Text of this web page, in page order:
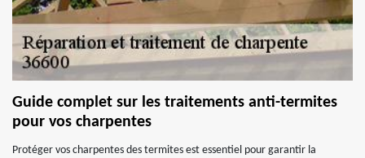
Guide complet sur les traitements anti-termites
pour vos charpentes
Protéger vos charpentes des termites est essentiel pour garantir la